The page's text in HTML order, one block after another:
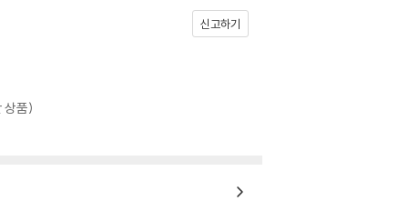
신고하기
상품)